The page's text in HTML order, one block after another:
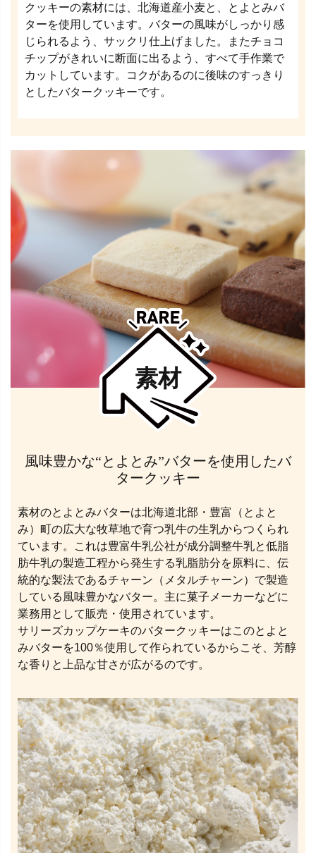
クッキーの素材には、北海道産小麦と、とよとみバ
ターを使用しています。バターの風味がしっかり感
じられるよう、サックリ仕上げました。またチョコ
チップがきれいに断面に出るよう、すべて手作業で
カットしています。コクがあるのに後味のすっきり
としたバタークッキーです。
素材
風味豊かな“とよとみ”バターを使用したバ
タークッキー
素材のとよとみバターは北海道北部・豊富（とよと
み）町の広大な牧草地で育つ乳牛の生乳からつくられ
ています。これは豊富牛乳公社が成分調整牛乳と低脂
肪牛乳の製造工程から発生する乳脂肪分を原料に、伝
統的な製法であるチャーン（メタルチャーン）で製造
している風味豊かなバター。主に菓子メーカーなどに
業務用として販売・使用されています。
サリーズカップケーキのバタークッキーはこのとよと
みバターを100％使用して作られているからこそ、芳醇
な香りと上品な甘さが広がるのです。